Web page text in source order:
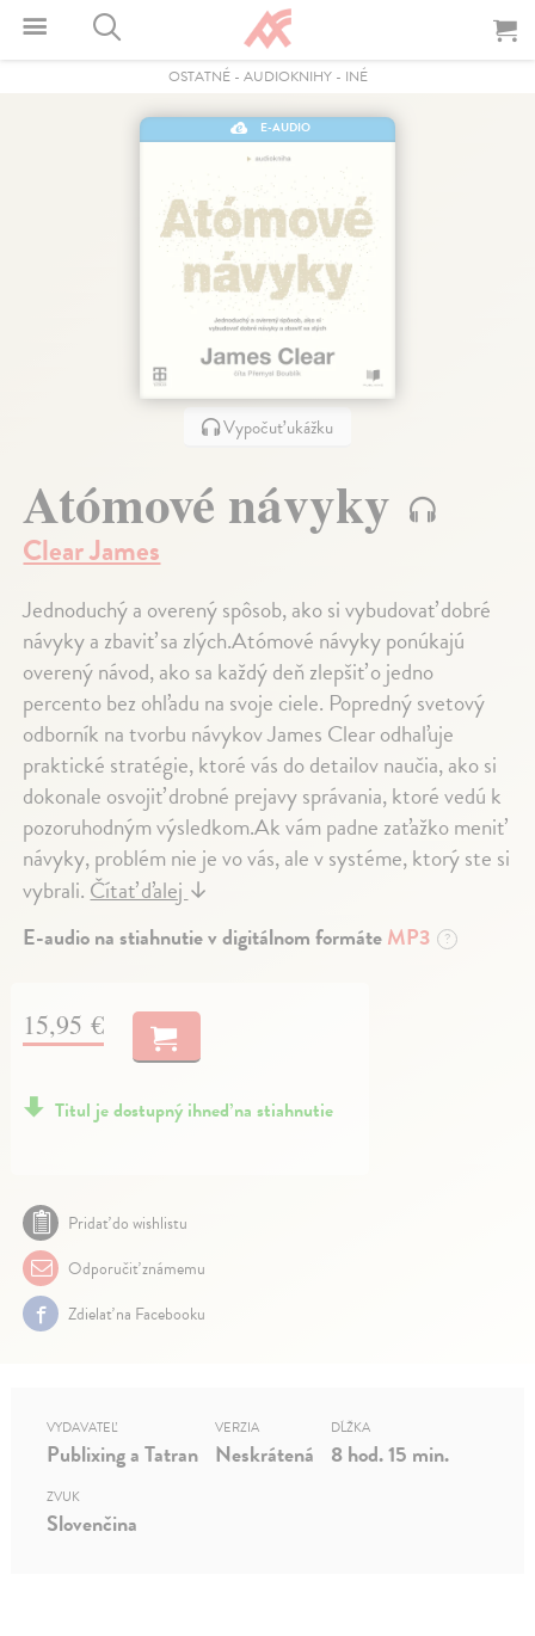
OSTATNÉ- AUDIOKNIHY- INÉ
E-AUDIO
Vypočuť ukážku
Atómové návyky
Clear James
Jednoduchý a overený spôsob, ako si vybudovať dobré
návyky a zbaviť sa zlých.Atómové návyky ponúkajú
overený návod, ako sa každý deň zlepšiť o jedno
percento bez ohľadu na svoje ciele. Popredný svetový
odborník na tvorbu návykov James Clear odhaľuje
praktické stratégie, ktoré vás do detailov naučia, ako si
dokonale osvojiť drobné prejavy správania, ktoré vedú k
pozoruhodným výsledkom.Ak vám padne zaťažko meniť
návyky, problém nie je vo vás, ale v systéme, ktorý ste si
vybrali.Čítať ďalej↓
E-audio na stiahnutie v digitálnom formáteMP3 ?
15,95 €
Titul je dostupný ihneď na stiahnutie
Pridať do wishlistu
Odporučiť známemu
Zdielať na Facebooku
VYDAVATEĽ
Publixing a Tatran
VERZIA
Neskrátená
DĹŽKA
8 hod. 15 min.
ZVUK
Slovenčina